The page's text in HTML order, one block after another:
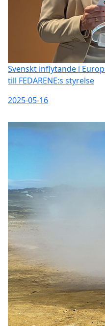
Svenskt inflytande i
till FEDARENE:s styrelse
2025-05-16